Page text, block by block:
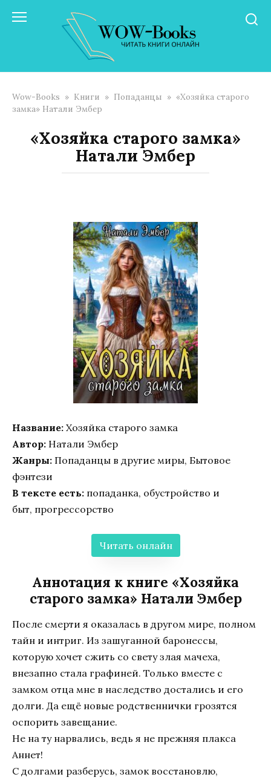
Wow-Books » Книги » Попаданцы » «Хозяйка старого
замка» Натали Эмбер
«Хозяйка старого замка»
Натали Эмбер
Название: Хозяйка старого замка
Автор: Натали Эмбер
Жанры: Попаданцы в другие миры, Бытовое
фэнтези
В тексте есть: попаданка, обустройство и
быт, прогрессорство
Читать онлайн
Аннотация к книге «Хозяйка
старого замка» Натали Эмбер
После смерти я оказалась в другом мире, полном
тайн и интриг. Из зашуганной баронессы,
которую хочет сжить со свету злая мачеха,
внезапно стала графиней. Только вместе с
замком отца мне в наследство достались и его
долги. Да ещё новые родственнички грозятся
оспорить завещание.
Не на ту нарвались, ведь я не прежняя плакса
Аннет!
С долгами разберусь, замок восстановлю,